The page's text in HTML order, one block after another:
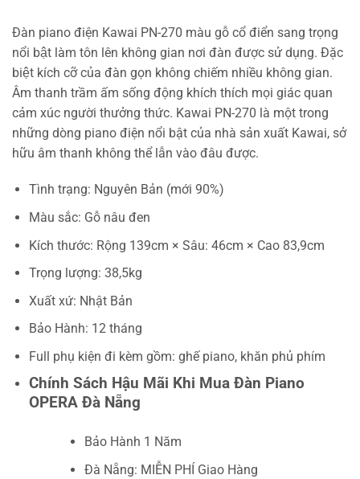
Đàn piano điện Kawai PN-270 màu gỗ cổ điển sang trọng
nổi bật làm tôn lên không gian nơi đàn được sử dụng. Đặc
biệt kích cỡ của đàn gọn không chiếm nhiều không gian.
Âm thanh trầm ấm sống động khích thích mọi giác quan
cảm xúc người thưởng thức. Kawai PN-270 là một trong
những dòng piano điện nổi bật của nhà sản xuất Kawai, sở
hữu âm thanh không thể lẫn vào đâu được.
Tình trạng: Nguyên Bản (mới 90%)
Màu sắc: Gỗ nâu đen
Kích thước: Rộng 139cm × Sâu: 46cm × Cao 83,9cm
Trọng lượng: 38,5kg
Xuất xứ: Nhật Bản
Bảo Hành: 12 tháng
Full phụ kiện đi kèm gồm: ghế piano, khăn phủ phím
Chính Sách Hậu Mãi Khi Mua Đàn Piano
OPERA Đà Nẵng
Bảo Hành 1 Năm
Đà Nẵng: MIỄN PHÍ Giao Hàng